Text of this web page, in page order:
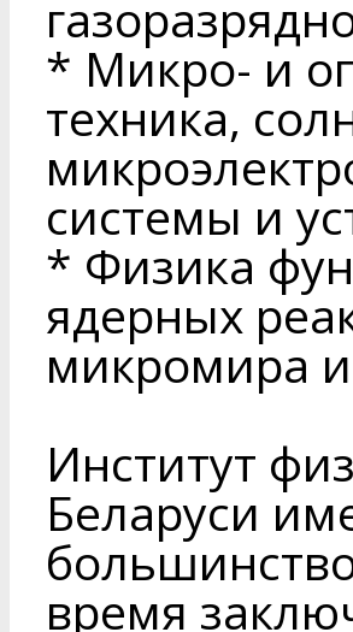
* Микро- и
техника,
системы и
* Физика
ядерных
микромира
Институт
Беларуси
время